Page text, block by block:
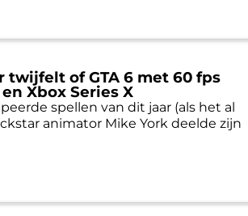
twijfelt of GTA 6 met 60 fps
Xbox Series X
spellen van dit jaar (als het al
animator Mike York deelde zijn